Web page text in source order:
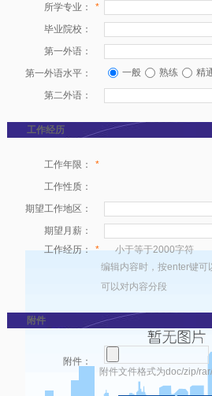
所学专业：
*
毕业院校：
第一外语：
第一外语水平：
一般 熟练 精
第二外语：
工作经历
工作年限：
*
工作性质：
期望工作地区：
期望月薪：
工作经历： *
小于等于2000字符
编辑内容时，按enter键
可以对内容分段
附件
附件：
附件文件格式为doc/zip/